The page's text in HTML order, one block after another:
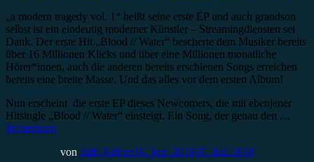
„a modern tragedy vol. 1“ heißt seine erste EP und auch grandson
selbst ist ein eindeutig moderner Künstler – Streamingdiensten sei
Dank. Der erste Hit „Blood // Water“ bescherte dem Musiker bereits
über 16 Millionen Klicks und über eine Millionen monatliche
Hörer*innen, auch die anderen bereits erschienen Songs erreichen
bereits eine breite Masse. Und das alles vor dem ersten Album!
Nun erscheint die erste EP dieses Newcomers, die mit ebenjener
Hitsingle „Blood // Water“ einsteigt. Ein Song, der genau den …
Weiterlesen
von Julia Köhler16. Juni 201816. Juni 2018